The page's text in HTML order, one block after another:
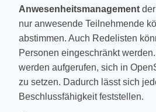
Anwesenheitsmanagement
nur anwesende Teilnehmende
abstimmen. Auch Redelisten
Personen eingeschränkt
werden aufgerufen, sich in
zu setzen. Dadurch lässt sich
Beschlussfähigkeit feststellen.